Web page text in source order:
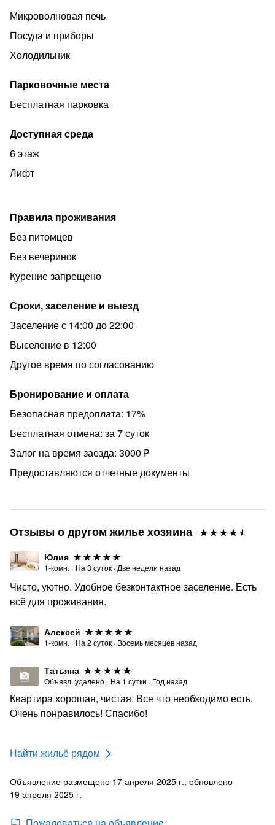
- вентилятор
-шкаф для одежды
-холодильник, стиральная машина, микроволновая
-ВОДОНАГРЕВАТЕЛЬ
- телевизор,кабельное ТВ
-электроплита
-утюг, гладильная доска
-туалетные принадлежности
Расчётный чac (зaезд с 14 ч, выезд дo 12ч)
-Все фото реальные
У нас в квартире не курят
не устраивают гуляния и вечеринки! ( Мы уважаем
соседей)
не заселяются с животными
Время заезда и выезда обсуждается индивидуально.
Для заезда необходим документ, удостоверяющий
личность.
Возвратный ЗАЛОГ за имущество - 3000
руб(возращается при соблюдении правил проживания
)
Дополнительный комплект белья-200 руб.
свой капитал ? Хотите иметь постоянный пассивный
Микроволновая печь
Посуда и приборы
Холодильник
Парковочные места
Бесплатная парковка
Доступная среда
6 этаж
Лифт
Правила проживания
Без питомцев
Без вечеринок
Курение запрещено
Сроки, заселение и выезд
Заселение с 14:00 до 22:00
Выселение в 12:00
Другое время по согласованию
Бронирование и оплата
Безопасная предоплата: 17%
Бесплатная отмена: за 7 суток
Залог на время заезда: 3000 ₽
Предоставляются отчетные документы
Отзывы о другом жилье хозяина
Юлия
1-комн. · На 3 суток · Две недели назад
Чисто, уютно. Удобное безконтактное заселение. Есть
всё для проживания.
Алексей
1-комн. · На 2 суток · Восемь месяцев назад
Татьяна
Объявл. удалено · На 1 сутки · Год назад
Квартира хорошая, чистая. Все что необходимо есть.
Очень понравилось! Спасибо!
Найти жильё рядом
Объявление размещено 17 апреля 2025 г., обновлено
19 апреля 2025 г.